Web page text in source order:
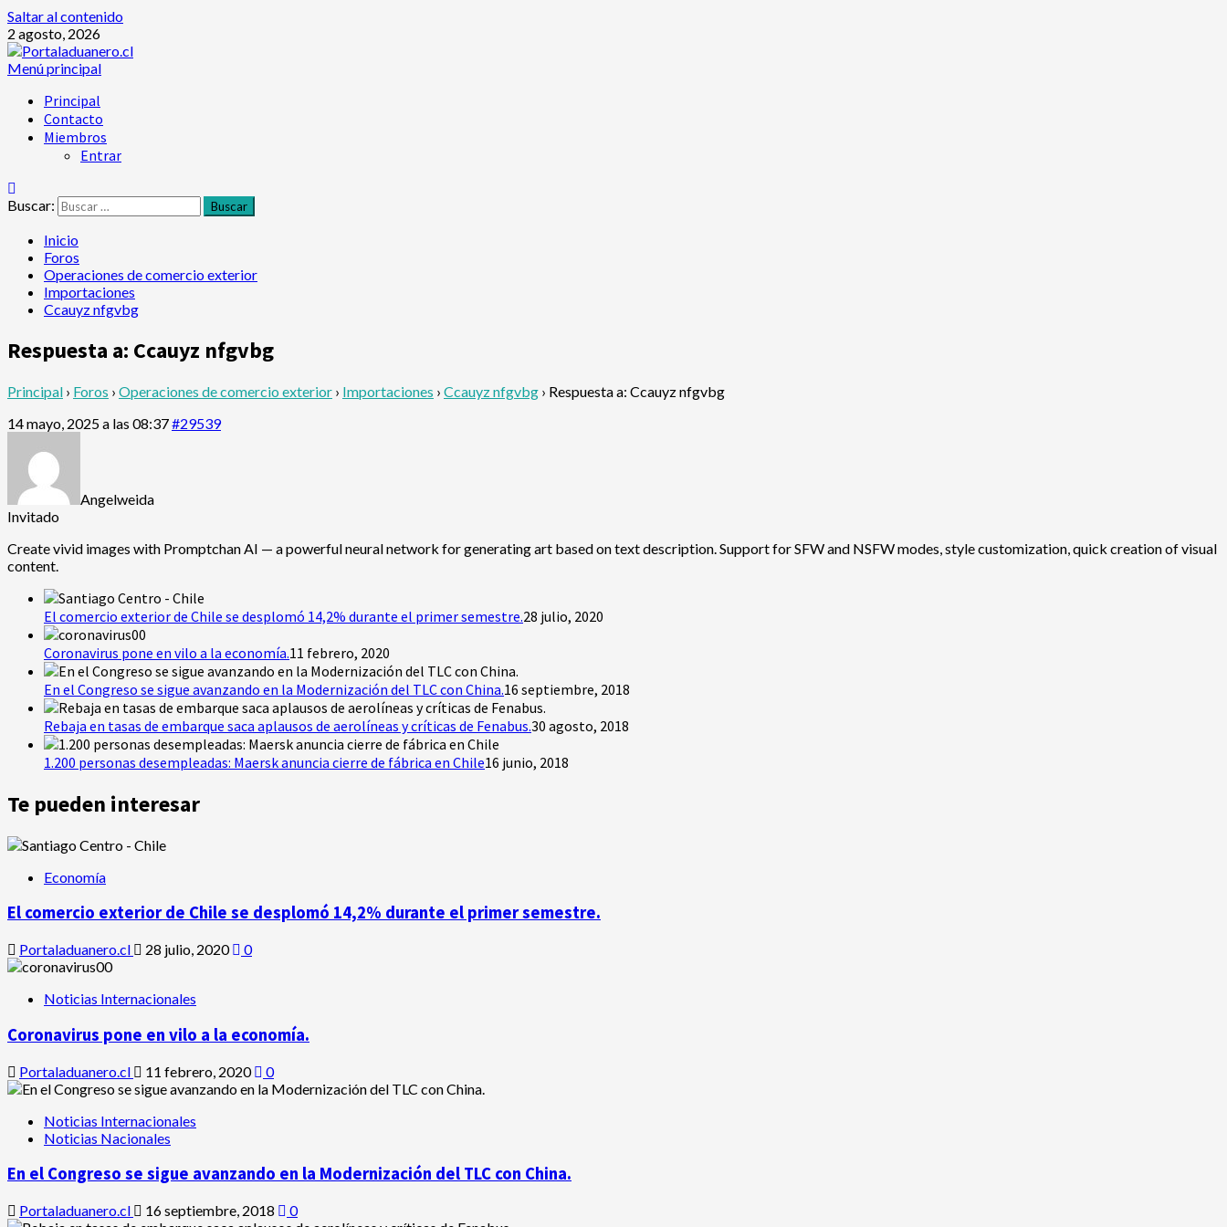
Saltar al contenido
2 agosto, 2026
Menú principal
Principal
Contacto
Miembros
Entrar
Buscar:
Inicio
Foros
Operaciones de comercio exterior
Importaciones
Ccauyz nfgvbg
Respuesta a: Ccauyz nfgvbg
Principal › Foros › Operaciones de comercio exterior › Importaciones › Ccauyz nfgvbg › Respuesta a: Ccauyz nfgvbg
14 mayo, 2025 a las 08:37#29539
Angelweida
Invitado
Create vivid images with Promptchan AI — a powerful neural network for generating art based on text description. Support for SFW and NSFW modes, style customization, quick creation of visual
content.
El comercio exterior de Chile se desplomó 14,2% durante el primer semestre.28 julio, 2020
Coronavirus pone en vilo a la economía.11 febrero, 2020
En el Congreso se sigue avanzando en la Modernización del TLC con China.16 septiembre, 2018
Rebaja en tasas de embarque saca aplausos de aerolíneas y críticas de Fenabus.30 agosto, 2018
1.200 personas desempleadas: Maersk anuncia cierre de fábrica en Chile16 junio, 2018
Te pueden interesar
Economía
El comercio exterior de Chile se desplomó 14,2% durante el primer semestre.
Portaladuanero.cl 28 julio, 2020 0
Noticias Internacionales
Coronavirus pone en vilo a la economía.
Portaladuanero.cl 11 febrero, 2020 0
Noticias Internacionales
Noticias Nacionales
En el Congreso se sigue avanzando en la Modernización del TLC con China.
Portaladuanero.cl 16 septiembre, 2018 0